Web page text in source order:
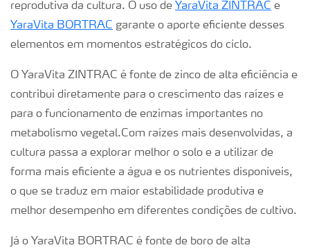
reprodutiva da cultura. O uso de YaraVita ZINTRAC e
YaraVita BORTRAC garante o aporte eficiente desses
elementos em momentos estratégicos do ciclo.
O YaraVita ZINTRAC é fonte de zinco de alta eficiência e
contribui diretamente para o crescimento das raízes e
para o funcionamento de enzimas importantes no
metabolismo vegetal.Com raízes mais desenvolvidas, a
cultura passa a explorar melhor o solo e a utilizar de
forma mais eficiente a água e os nutrientes disponíveis,
o que se traduz em maior estabilidade produtiva e
melhor desempenho em diferentes condições de cultivo.
Já o YaraVita BORTRAC é fonte de boro de alta